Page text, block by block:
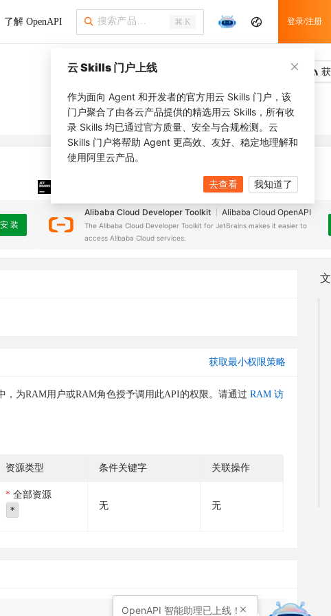
了解 OpenAPI ⌘ K 登录/注册
安 装
安装之前，确保已创建JetBrains IDE
Alibaba Cloud Developer Toolkit Alibaba Cloud OpenAPI
The Alibaba Cloud Developer Toolkit for JetBrains makes it easier to
access Alibaba Cloud services.
获取最小权限策略
，为RAM用户或RAM角色授予调用此API的权限。请通过 RAM 访
资源类型 条件关键字 关联操作
全部资源
* 无 无
云 Skills 门户上线
作为面向 Agent 和开发者的官方用云 Skills 门户，该
门户聚合了由各云产品提供的精选用云 Skills，所有收
录 Skills 均已通过官方质量、安全与合规检测。云
Skills 门户将帮助 Agent 更高效、友好、稳定地理解和
使用阿里云产品。
去查看 我知道了
OpenAPI 智能助理已上线！